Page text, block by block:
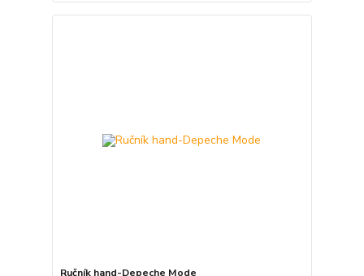
Ručník hand-Depeche Mode